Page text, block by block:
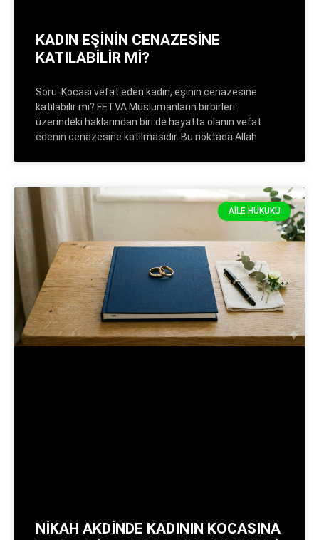
KADIN EŞİNİN CENAZESİNE
KATILABİLİR Mİ?
Soru: Kocası vefat eden kadın, eşinin cenazesine
katılabilir mi? FETVA Müslümanların birbirleri
üzerindeki haklarından biri de hayatta olanın vefat
edenin cenazesine katılmasıdır. Bu noktada Allah
AILE HUKUKU
NİKAH AKDİNDE KADININ KOCASINA